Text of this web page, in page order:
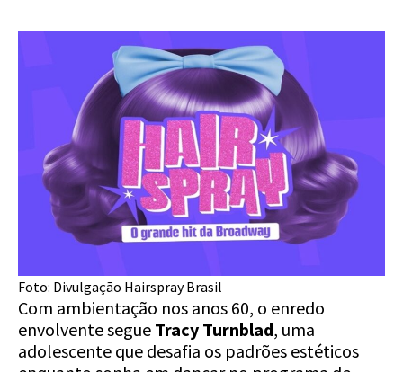
Foto: Divulgação Hairspray Brasil
Com ambientação nos anos 60, o enredo
envolvente segue Tracy Turnblad, uma
adolescente que desafia os padrões estéticos